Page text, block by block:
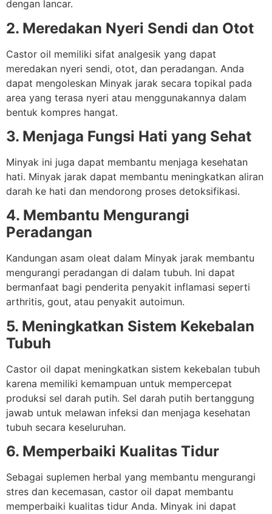
dengan lancar.
2. Meredakan Nyeri Sendi dan Otot
Castor oil memiliki sifat analgesik yang dapat
meredakan nyeri sendi, otot, dan peradangan. Anda
dapat mengoleskan Minyak jarak secara topikal pada
area yang terasa nyeri atau menggunakannya dalam
bentuk kompres hangat.
3. Menjaga Fungsi Hati yang Sehat
Minyak ini juga dapat membantu menjaga kesehatan
hati. Minyak jarak dapat membantu meningkatkan aliran
darah ke hati dan mendorong proses detoksifikasi.
4. Membantu Mengurangi
Peradangan
Kandungan asam oleat dalam Minyak jarak membantu
mengurangi peradangan di dalam tubuh. Ini dapat
bermanfaat bagi penderita penyakit inflamasi seperti
arthritis, gout, atau penyakit autoimun.
5. Meningkatkan Sistem Kekebalan
Tubuh
Castor oil dapat meningkatkan sistem kekebalan tubuh
karena memiliki kemampuan untuk mempercepat
produksi sel darah putih. Sel darah putih bertanggung
jawab untuk melawan infeksi dan menjaga kesehatan
tubuh secara keseluruhan.
6. Memperbaiki Kualitas Tidur
Sebagai suplemen herbal yang membantu mengurangi
stres dan kecemasan, castor oil dapat membantu
memperbaiki kualitas tidur Anda. Minyak ini dapat